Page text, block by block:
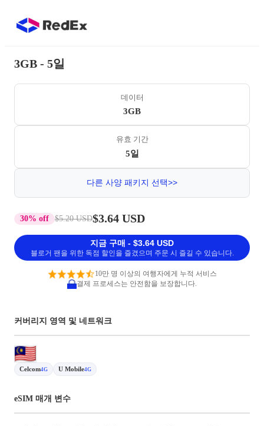
3GB - 5일
데이터
3GB
유효 기간
5일
다른 사양 패키지 선택>>
30% off $5.20 USD$3.64 USD
지금 구매 - $3.64 USD
블로거 팬을 위한 독점 할인을 즐겼으며 주문 시 즐길 수 있습니다.
10만 명 이상의 여행자에게 누적 서비스
결제 프로세스는 안전함을 보장합니다.
커버리지 영역 및 네트워크
Celcom4G U Mobile4G
eSIM 매개 변수